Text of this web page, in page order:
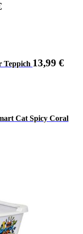
Teppich 13,99 €
Cat Spicy Coral